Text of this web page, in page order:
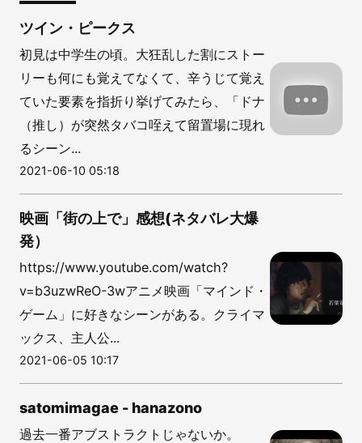
ツイン・ピークス
初見は中学生の頃。大狂乱した割にストー
リーも何にも覚えてなくて、辛うじて覚え
ていた要素を指折り挙げてみたら、「ドナ
（推し）が突然タバコ咥えて留置場に現れ
るシーン...
2021-06-10 05:18
映画「街の上で」感想(ネタバレ大爆
発）
https://www.youtube.com/watch?
v=b3uzwReO-3wアニメ映画「マインド・
ゲーム」に好きなシーンがある。クライマ
ックス、主人公...
2021-06-05 10:17
satomimagae - hanazono
過去一番アブストラクトじゃないか。